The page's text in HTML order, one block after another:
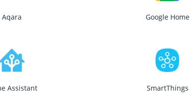
Aqara Google Home
Assistant SmartThings